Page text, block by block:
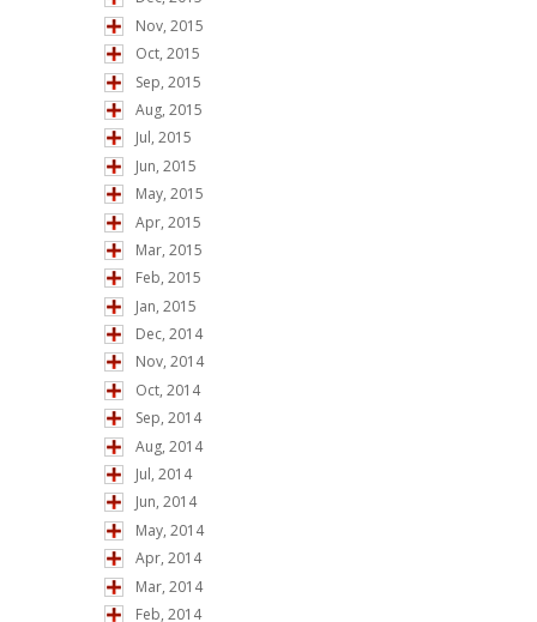
Nov, 2015
Oct, 2015
Sep, 2015
Aug, 2015
Jul, 2015
Jun, 2015
May, 2015
Apr, 2015
Mar, 2015
Feb, 2015
Jan, 2015
Dec, 2014
Nov, 2014
Oct, 2014
Sep, 2014
Aug, 2014
Jul, 2014
Jun, 2014
May, 2014
Apr, 2014
Mar, 2014
Feb, 2014